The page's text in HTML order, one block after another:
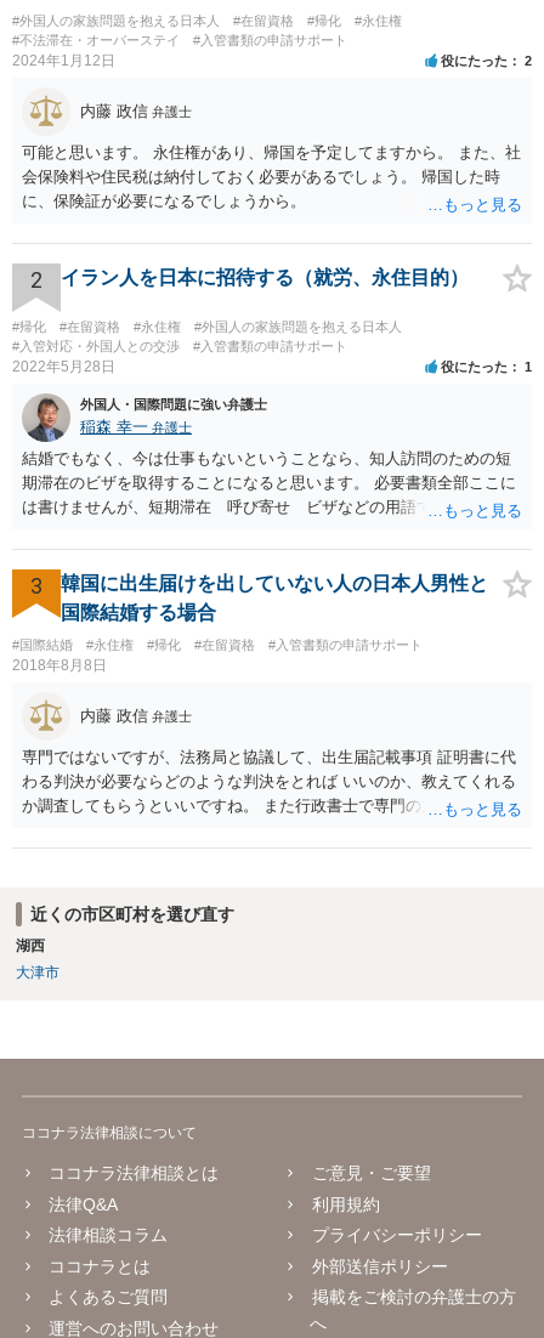
#外国人の家族問題を抱える日本人 #在留資格 #帰化
#永住権
#不法滞在・オーバーステイ
#入管書類の申請サポート
2024年1月12日 役にたった 2
内藤 政信 弁護士
可能と思います。 永住権があり、帰国を予定してますから。 また、社
会保険料や住民税は納付しておく必要があるでしょう。 帰国した時
に、保険証が必要になるでしょうから。
2 イラン人を日本に招待する（就労、永住目的）
#帰化 #在留資格 #永住権
#外国人の家族問題を抱える日本人
#入管対応・外国人との交渉
#入管書類の申請サポート
2022年5月28日 役にたった 1
外国人・国際問題に強い弁護士
稲森 幸一 弁護士
結婚でもなく、今は仕事もないということなら、知人訪問のための短
期滞在のビザを取得することになると思います。 必要書類全部ここに
は書けませんが、短期滞在 呼び寄せ ビザなどの用語で検索すると
す。 それらを揃えて、イランにある日本大使館ににビザを申請するこ
とになります。 期間は通常９０日、３０日、あるいは１５日ですが、
今はコロナもあり刻々と状況が変わっているので、事前に外務省や大
使館に問い合わせたほうがいいかもしれません。ネットでの情報収集
もしたほうがいいと思います
3
韓国に出生届けを出していない人の日本人男性と
国際結婚する場合
#国際結婚 #永住権 #帰化 #在留資格 #入管書類の申請サポート
2018年8月8日
内藤 政信 弁護士
専門ではないですが、法務局と協議して、出生届記載事項 証明書に代
わる判決が必要ならどのような判決をとれば いいのか、教えてくれる
か調査してもらうといいですね。 また行政書士で専門の方がいそうな
近くの市区町村を選び直す
湖西
大津市
ココナラ法律相談について
ココナラ法律相談とは
法律Q&A
法律相談コラム
ココナラとは
よくあるご質問
運営へのお問い合わせ
ご意見・ご要望
利用規約
プライバシーポリシー
外部送信ポリシー
掲載をご検討の弁護士の方
へ